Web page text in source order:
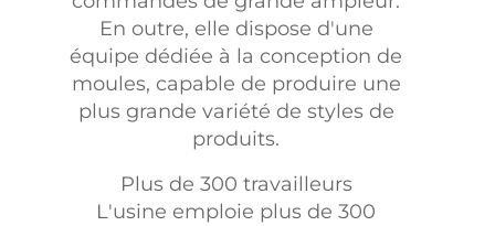
En outre, elle dispose d'une
équipe dédiée à la conception de
moules, capable de produire une
plus grande variété de styles de
produits.
Plus de 300 travailleurs
L'usine emploie plus de 300